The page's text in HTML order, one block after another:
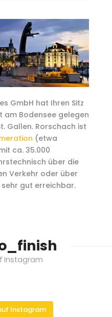
GmbH hat Ihren Sitz
am Bodensee gelegen
Gallen. Rorschach ist
(etwa
ca. 35.000
über die
Verkehr oder über
gut erreichbar.
Instagram
Instagram